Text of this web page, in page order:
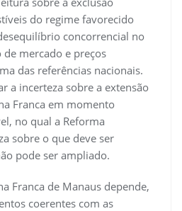
do regime favorecido
concorrencial no
de mercado e preços
das referências nacionais.
a incerteza sobre a extensão
Franca em momento
no qual a Reforma
sobre o que deve ser
pode ser ampliado.
Franca de Manaus depende,
coerentes com as